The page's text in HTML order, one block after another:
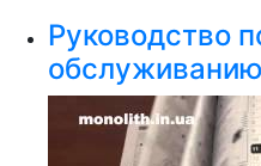
Руководство